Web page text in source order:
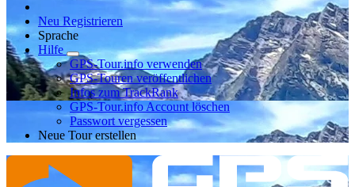
Neu Registrieren
Sprache
Hilfe
GPS-Tour.info verwenden
GPS-Touren veröffentlichen
Infos zum TrackRank
GPS-Tour.info Account löschen
Passwort vergessen
Neue Tour erstellen